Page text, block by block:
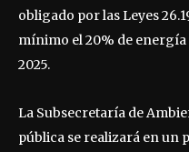
obligado por las Leyes
mínimo el 20% de
2025.
La Subsecretaría de
pública se realizará en un